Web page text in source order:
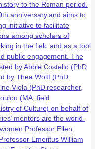
to the Roman period.
anniversary and aims to
initiative to facilitate
among scholars of
in the field and as a tool
public engagement. The
by Abbie Costello (PhD
by Thea Wolff (PhD
Viola (PhD researcher,
(MA; field
of Culture) on behalf of
mentors are the world-
Professor Ellen
Emeritus William